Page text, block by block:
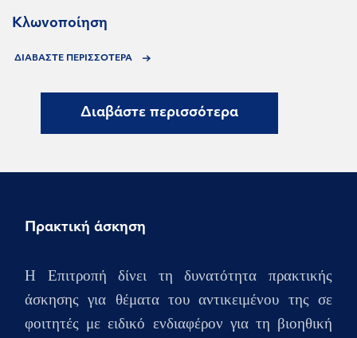
Κλωνοποίηση
ΔΙΑΒΑΣΤΕ ΠΕΡΙΣΣΟΤΕΡΑ
Διαβάστε περισσότερα
Πρακτική άσκηση
Η Επιτροπή δίνει τη δυνατότητα πρακτικής
άσκησης για θέματα του αντικειμένου της σε
φοιτητές με ειδικό ενδιαφέρον για τη βιοηθική